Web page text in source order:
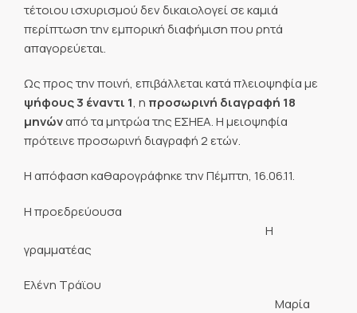
τέτοιου ισχυρισμού δεν δικαιολογεί σε καμιά
περίπτωση την εμπορική διαφήμιση που ρητά
απαγορεύεται.
Ως προς την ποινή, επιβάλλεται κατά πλειοψηφία με
ψήφους 3 έναντι 1, η προσωρινή διαγραφή 18
μηνώναπό τα μητρώα της ΕΣΗΕΑ. Η μειοψηφία
πρότεινε προσωρινή διαγραφή 2 ετών.
Η απόφαση καθαρογράφηκε την Πέμπτη, 16.06.11.
Η προεδρεύουσα
Η
γραμματέας
Ελένη Τράϊου
Μαρία